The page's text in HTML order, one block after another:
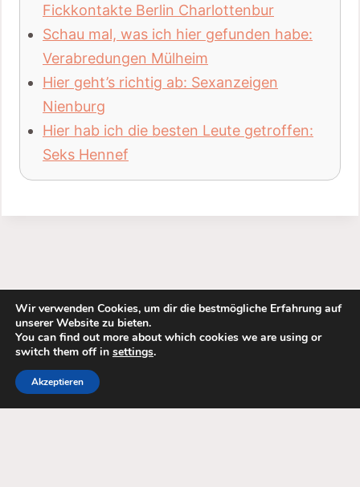
Fickkontakte Berlin Charlottenbur
Schau mal, was ich hier gefunden habe:
Verabredungen Mülheim
Hier geht’s richtig ab: Sexanzeigen
Nienburg
Hier hab ich die besten Leute getroffen:
Seks Hennef
Wir verwenden Cookies, um dir die bestmögliche Erfahrung auf
unserer Website zu bieten.
You can find out more about which cookies we are using or
switch them off in settings.
Akzeptieren